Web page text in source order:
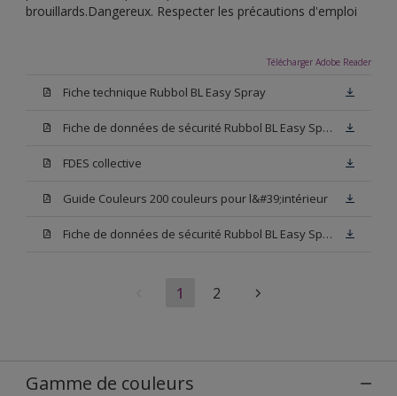
brouillards.Dangereux. Respecter les précautions d'emploi
Télécharger Adobe Reader
Fiche technique Rubbol BL Easy Spray
Fiche de données de sécurité Rubbol BL Easy Spray Base W05
FDES collective
Guide Couleurs 200 couleurs pour l&#39;intérieur
Fiche de données de sécurité Rubbol BL Easy Spray Blanc
1 2
Gamme de couleurs